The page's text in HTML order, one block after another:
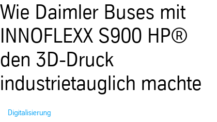
Wie Daimler Buses mit
INNOFLEXX S900 HP®
den 3D-Druck
industrietauglich machte
Digitalisierung